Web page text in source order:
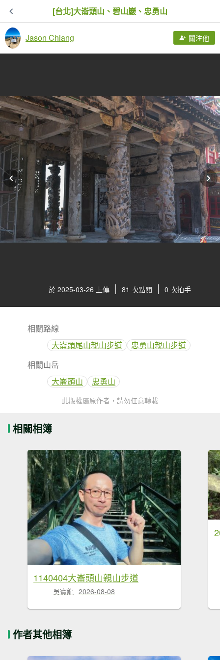
[台北]大崙頭山、碧山巖、忠勇山
Jason Chiang 關注他
於 2025-03-26 上傳 81 次點閱 0 次拍手
相關路線
大崙頭尾山親山步道
忠勇山親山步道
相關山岳
大崙頭山
忠勇山
此版權屬原作者，請勿任意轉載
相關相簿
1140404大崙頭山親山步道
吳寶龍 2026-08-08
作者其他相簿